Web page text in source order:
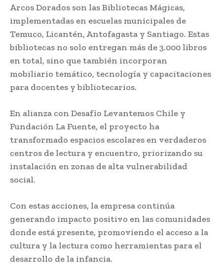
Arcos Dorados son las Bibliotecas Mágicas,
implementadas en escuelas municipales de
Temuco, Licantén, Antofagasta y Santiago. Estas
bibliotecas no solo entregan más de 3.000 libros
en total, sino que también incorporan
mobiliario temático, tecnología y capacitaciones
para docentes y bibliotecarios.
En alianza con Desafío Levantemos Chile y
Fundación La Fuente, el proyecto ha
transformado espacios escolares en verdaderos
centros de lectura y encuentro, priorizando su
instalación en zonas de alta vulnerabilidad
social.
Con estas acciones, la empresa continúa
generando impacto positivo en las comunidades
donde está presente, promoviendo el acceso a la
cultura y la lectura como herramientas para el
desarrollo de la infancia.